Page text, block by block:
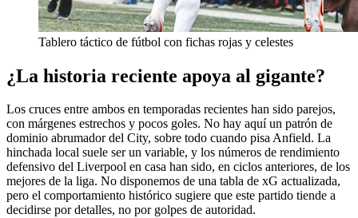
Tablero táctico de fútbol con fichas rojas y celestes
¿La historia reciente apoya al gigante?
Los cruces entre ambos en temporadas recientes han sido parejos,
con márgenes estrechos y pocos goles. No hay aquí un patrón de
dominio abrumador del City, sobre todo cuando pisa Anfield. La
hinchada local suele ser un variable, y los números de rendimiento
defensivo del Liverpool en casa han sido, en ciclos anteriores, de los
mejores de la liga. No disponemos de una tabla de xG actualizada,
pero el comportamiento histórico sugiere que este partido tiende a
decidirse por detalles, no por golpes de autoridad.